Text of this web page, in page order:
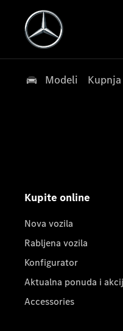
Modeli Kupnja
Kupite online
Nova vozila
Rabljena vozila
Konfigurator
Aktualna ponuda i
Accessories